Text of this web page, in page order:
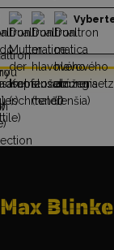
Max